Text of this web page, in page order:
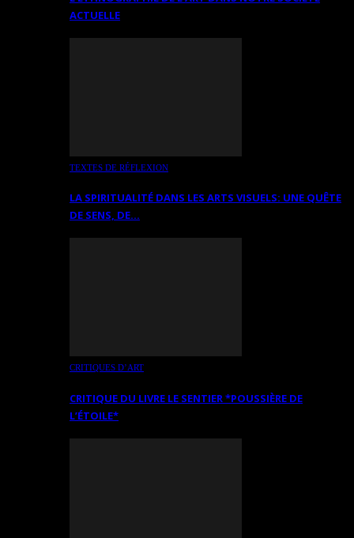
ACTUELLE
TEXTES DE RÉFLEXION
LA SPIRITUALITÉ DANS LES ARTS VISUELS: UNE QUÊTE
DE SENS, DE…
CRITIQUES D’ART
CRITIQUE DU LIVRE LE SENTIER *POUSSIÈRE DE
L’ÉTOILE*